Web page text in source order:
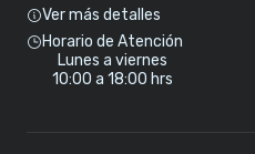
Ver más detalles
Horario de Atención
Lunes a viernes
10:00 a 18:00 hrs